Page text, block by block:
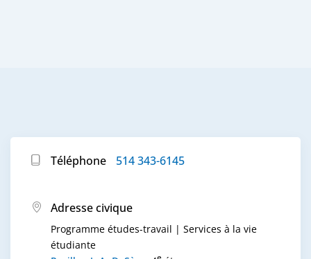
Téléphone 514 343-6145
Adresse civique
Programme études-travail | Services à la vie
étudiante